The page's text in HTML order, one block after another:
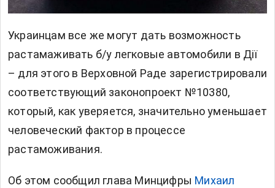
Украинцам все же могут дать возможность
растамаживать б/у легковые автомобили в Дії
– для этого в Верховной Раде зарегистрировали
соответствующий законопроект №10380,
который, как уверяется, значительно уменьшает
человеческий фактор в процессе
растаможивания.
Об этом сообщил глава Минцифры Михаил